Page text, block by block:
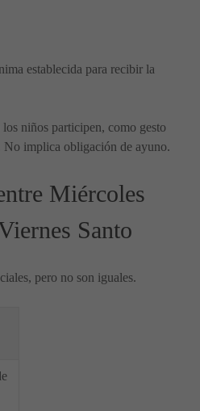
establecida para recibir la
niños participen, como gesto
No implica obligación de ayuno.
Miércoles
Santo
pero no son iguales.